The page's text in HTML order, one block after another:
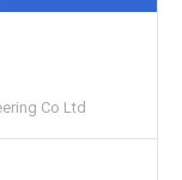
Co Ltd